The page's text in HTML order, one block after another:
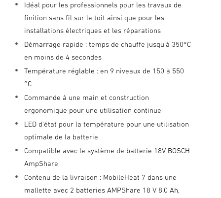
Idéal pour les professionnels pour les travaux de
finition sans fil sur le toit ainsi que pour les
installations électriques et les réparations
Démarrage rapide : temps de chauffe jusqu'à 350°C
en moins de 4 secondes
Température réglable : en 9 niveaux de 150 à 550
°C
Commande à une main et construction
ergonomique pour une utilisation continue
LED d'état pour la température pour une utilisation
optimale de la batterie
Compatible avec le système de batterie 18V BOSCH
AmpShare
Contenu de la livraison : MobileHeat 7 dans une
mallette avec 2 batteries AMPShare 18 V 8,0 Ah,